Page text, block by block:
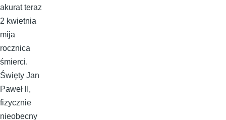
akurat teraz
2 kwietnia
mija
rocznica
śmierci.
Święty Jan
Paweł lI,
fizycznie
nieobecny